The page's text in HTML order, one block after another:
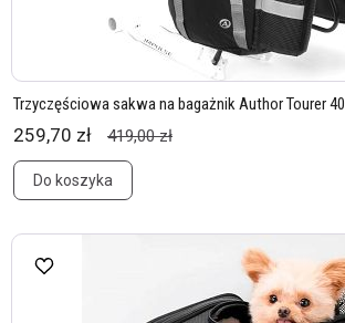
Trzyczęściowa sakwa na bagażnik Author Tourer 40
259,70 zł 419,00 zł
Do koszyka